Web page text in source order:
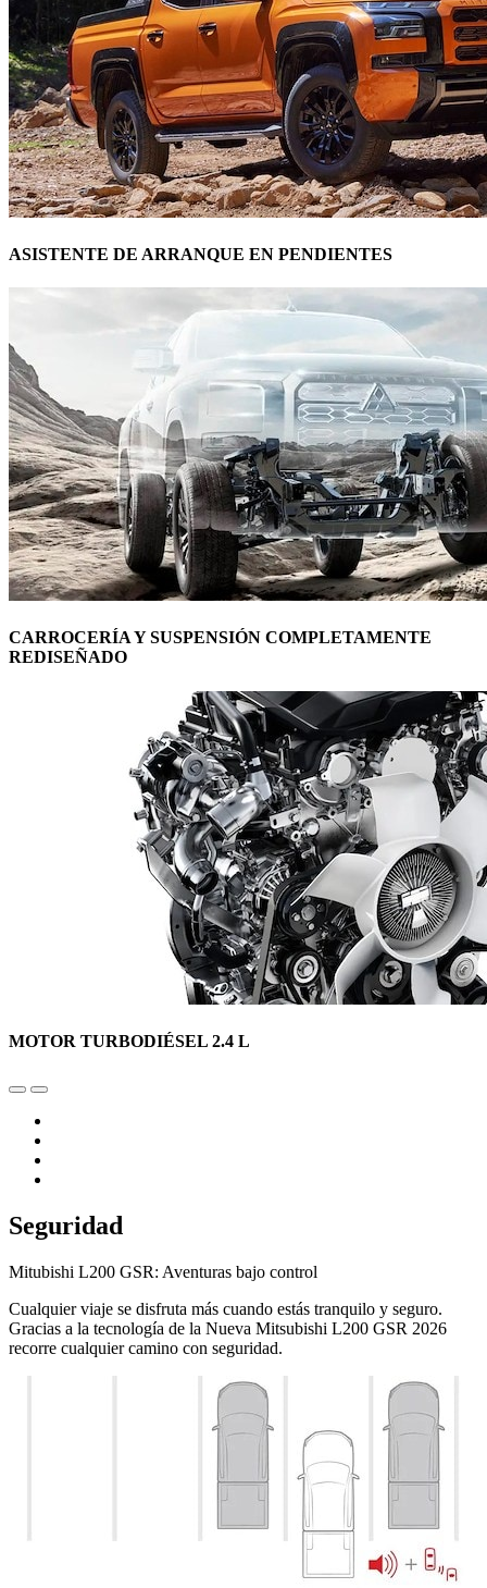
ASISTENTE DE ARRANQUE EN PENDIENTES
CARROCERÍA Y SUSPENSIÓN COMPLETAMENTE
REDISEÑADO
MOTOR TURBODIÉSEL 2.4 L
Seguridad
Mitubishi L200 GSR: Aventuras bajo control
Cualquier viaje se disfruta más cuando estás tranquilo y seguro.
Gracias a la tecnología de la Nueva Mitsubishi L200 GSR 2026
recorre cualquier camino con seguridad.